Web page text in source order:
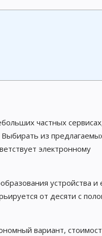
частных
из
электронному
устройства и
от десяти с
вариант,